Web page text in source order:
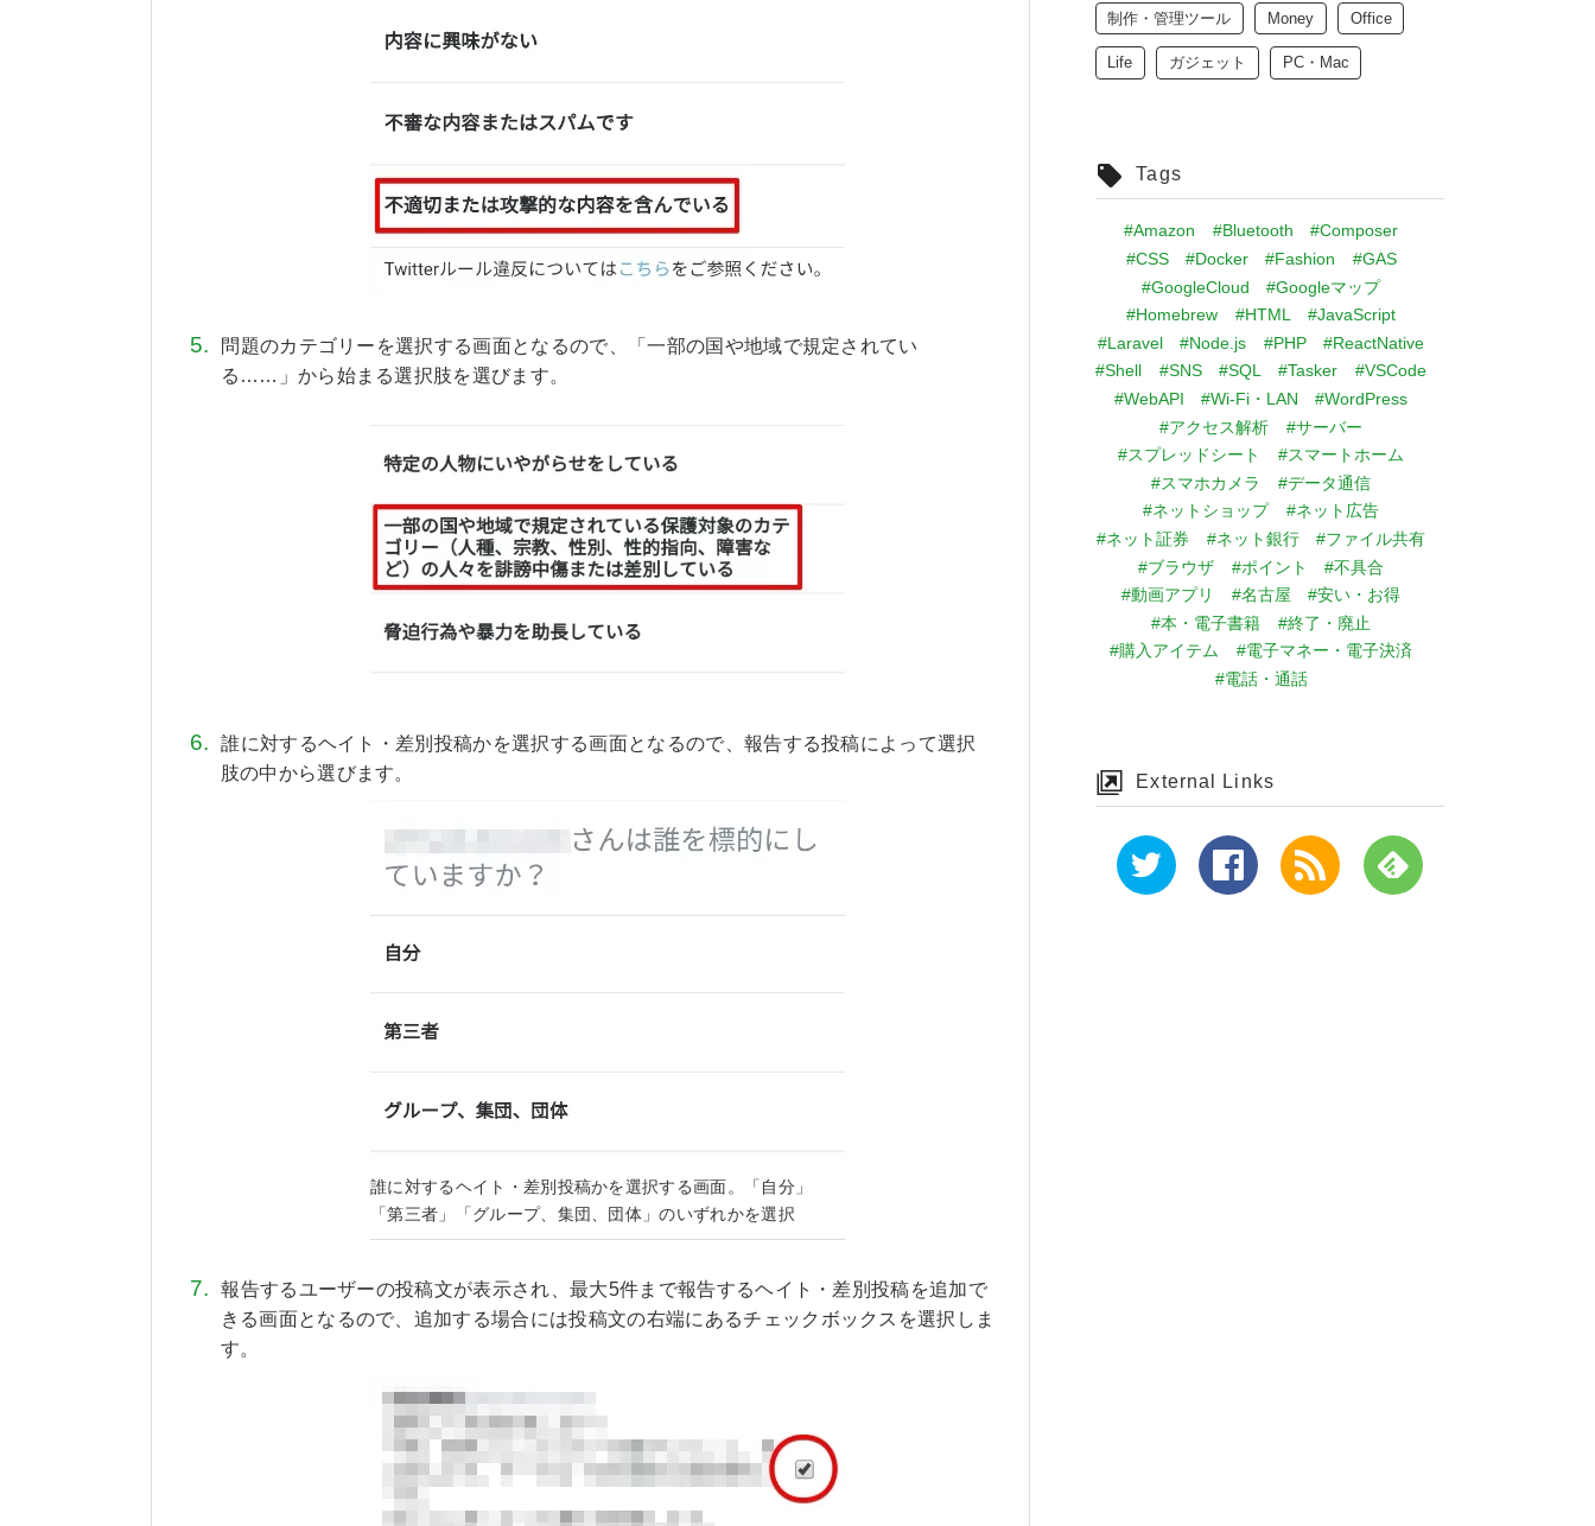
問題のカテゴリーを選択する画面となるので、「一部の国や地域で規定されてい
る……」から始まる選択肢を選びます。
誰に対するヘイト・差別投稿かを選択する画面となるので、報告する投稿によって選択
肢の中から選びます。
誰に対するヘイト・差別投稿かを選択する画面。「自分」
「第三者」「グループ、集団、団体」のいずれかを選択
報告するユーザーの投稿文が表示され、最大5件まで報告するヘイト・差別投稿を追加で
きる画面となるので、追加する場合には投稿文の右端にあるチェックボックスを選択しま
す。
制作・管理ツール Money Office
Life ガジェット PC・Mac
Tags
#Amazon #Bluetooth
#Composer
#CSS
#Docker #Fashion
#GAS
#GoogleCloud
#Googleマップ
#Homebrew
#HTML
#JavaScript
#Laravel
#Node.js #PHP
#ReactNative
#Shell
#SNS #SQL #Tasker
#VSCode
#WebAPI
#Wi-Fi・LAN
#WordPress
#アクセス解析
#サーバー
#スプレッドシート
#スマートホーム
#スマホカメラ
#データ通信
#ネットショップ
#ネット広告
#ネット証券
#ネット銀行
#ファイル共有
#ブラウザ
#ポイント
#不具合
#動画アプリ
#名古屋
#安い・お得
#本・電子書籍
#終了・廃止
#購入アイテム
#電子マネー・電子決済
#電話・通話
External Links